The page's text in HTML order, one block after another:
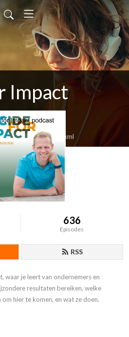
Impact
ernohannink/feed.xml
636
Episodes
RSS
waar je leert van ondernemers en
resultaten bereiken, welke
hier te komen, en wat ze doen.